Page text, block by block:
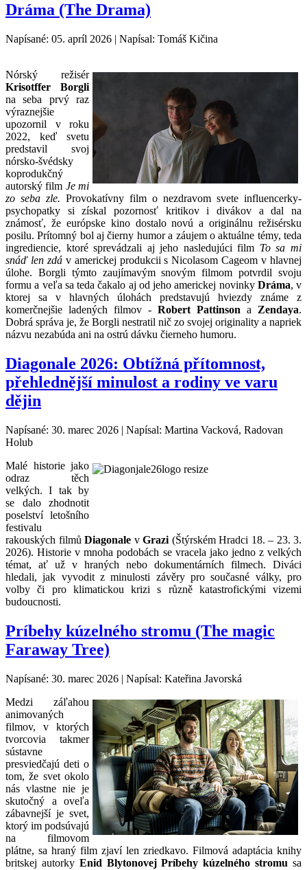
Dráma (The Drama)
Napísané: 05. apríl 2026 | Napísal: Tomáš Kičina
Nórský režisér
Krisotffer Borgli
na seba prvý raz
výraznejšie
upozornil v roku
2022, keď svetu
predstavil svoj
nórsko-švédsky
koprodukčný
autorský film Je mi
zo seba zle. Provokatívny film o nezdravom svete influencerky-
psychopatky si získal pozornosť kritikov i divákov a dal na
známosť, že európske kino dostalo novú a originálnu režisérsku
posilu. Prítomný bol aj čierny humor a záujem o aktuálne témy, teda
ingrediencie, ktoré sprevádzali aj jeho nasledujúci film To sa mi
snáď len zdáv americkej produkcii s Nicolasom Cageom v hlavnej
úlohe. Borgli týmto zaujímavým snovým filmom potvrdil svoju
formu a veľa sa teda čakalo aj od jeho americkej novinky Dráma, v
ktorej sa v hlavných úlohách predstavujú hviezdy známe z
komerčnejšie ladených filmov - Robert Pattinson a Zendaya.
Dobrá správa je, že Borgli nestratil nič zo svojej originality a napriek
názvu nezabúda ani na ostrú dávku čierneho humoru.
Diagonale 2026: Obtížná přítomnost,
přehlednější minulost a rodiny ve varu
dějin
Napísané: 30. marec 2026 | Napísal: Martina Vacková, Radovan
Holub
Malé historie jako
odraz těch
velkých. I tak by
se dalo zhodnotit
poselství letošního
festivalu
rakouských filmů Diagonale v Grazi (Štýrském Hradci 18. – 23. 3.
2026). Historie v mnoha podobách se vracela jako jedno z velkých
témat, ať už v hraných nebo dokumentárních filmech. Diváci
hledali, jak vyvodit z minulosti závěry pro současné války, pro
volby či pro klimatickou krizi s různě katastrofickými vizemi
budoucnosti.
Príbehy kúzelného stromu (The magic
Faraway Tree)
Napísané: 30. marec 2026 | Napísal: Kateřina Javorská
Medzi záľahou
animovaných
filmov, v ktorých
tvorcovia takmer
sústavne
presviedčajú deti o
tom, že svet okolo
nás vlastne nie je
skutočný a oveľa
zábavnejší je svet,
ktorý im podsúvajú
na filmovom
plátne, sa hraný film zjaví len zriedkavo. Filmová adaptácia knihy
britskej autorkyEnid Blytonovej Príbehy kúzelného stromu sa